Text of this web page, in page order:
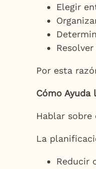
Elegir
Por esta
Cómo
Hablar
La
Reducir